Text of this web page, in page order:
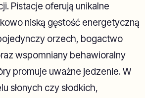
Pistacje oferują unikalne
niską gęstość energetyczną
orzech, bogactwo
wspomniany behawioralny
promuje uważne jedzenie. W
słonych czy słodkich,